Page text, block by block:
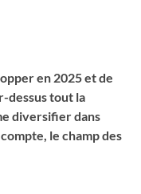
en 2025 et de
dessus tout la
diversifier dans
le champ des